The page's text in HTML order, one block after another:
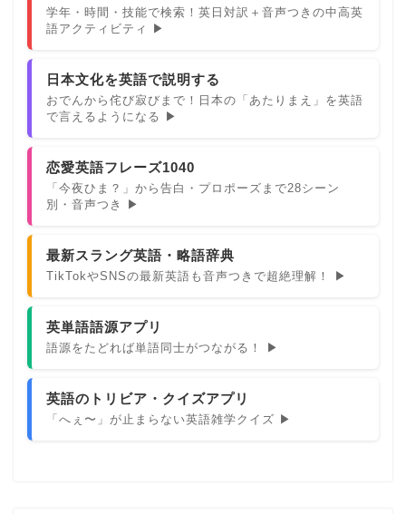
学年・時間・技能で検索！英日対訳＋音声つきの中高英
語アクティビティ ▶
日本文化を英語で説明する
おでんから侘び寂びまで！日本の「あたりまえ」を英語
で言えるようになる ▶
恋愛英語フレーズ1040
「今夜ひま？」から告白・プロポーズまで28シーン
別・音声つき ▶
最新スラング英語・略語辞典
TikTokやSNSの最新英語も音声つきで超絶理解！ ▶
英単語語源アプリ
語源をたどれば単語同士がつながる！ ▶
英語のトリビア・クイズアプリ
「へぇ〜」が止まらない英語雑学クイズ ▶